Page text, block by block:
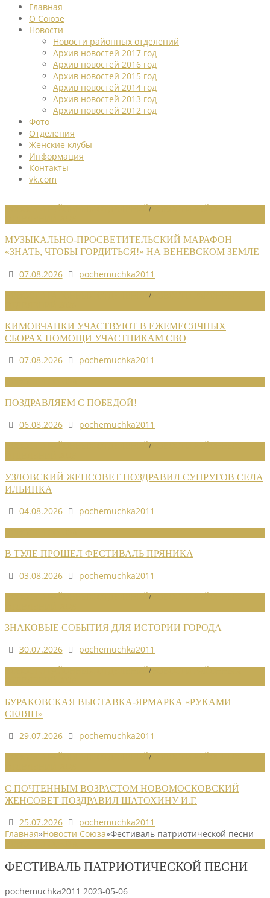
Главная
О Союзе
Новости
Новости районных отделений
Архив новостей 2017 год
Архив новостей 2016 год
Архив новостей 2015 год
Архив новостей 2014 год
Архив новостей 2013 год
Архив новостей 2012 год
Фото
Отделения
Женские клубы
Информация
Контакты
vk.com
/
МУЗЫКАЛЬНО-ПРОСВЕТИТЕЛЬСКИЙ МАРАФОН
«ЗНАТЬ, ЧТОБЫ ГОРДИТЬСЯ!» НА ВЕНЕВСКОМ ЗЕМЛЕ
07.08.2026
pochemuchka2011
/
КИМОВЧАНКИ УЧАСТВУЮТ В ЕЖЕМЕСЯЧНЫХ
СБОРАХ ПОМОЩИ УЧАСТНИКАМ СВО
07.08.2026
pochemuchka2011
ПОЗДРАВЛЯЕМ С ПОБЕДОЙ!
06.08.2026
pochemuchka2011
/
УЗЛОВСКИЙ ЖЕНСОВЕТ ПОЗДРАВИЛ СУПРУГОВ СЕЛА
ИЛЬИНКА
04.08.2026
pochemuchka2011
В ТУЛЕ ПРОШЕЛ ФЕСТИВАЛЬ ПРЯНИКА
03.08.2026
pochemuchka2011
/
ЗНАКОВЫЕ СОБЫТИЯ ДЛЯ ИСТОРИИ ГОРОДА
30.07.2026
pochemuchka2011
/
БУРАКОВСКАЯ ВЫСТАВКА-ЯРМАРКА «РУКАМИ
СЕЛЯН»
29.07.2026
pochemuchka2011
/
С ПОЧТЕННЫМ ВОЗРАСТОМ НОВОМОСКОВСКИЙ
ЖЕНСОВЕТ ПОЗДРАВИЛ ШАТОХИНУ И.Г.
25.07.2026
pochemuchka2011
Главная»Новости Союза»Фестиваль патриотической песни
ФЕСТИВАЛЬ ПАТРИОТИЧЕСКОЙ ПЕСНИ
pochemuchka2011 2023-05-06